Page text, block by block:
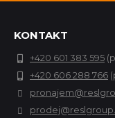
KONTAKT
+420 601 383 595
+420 606 288 766